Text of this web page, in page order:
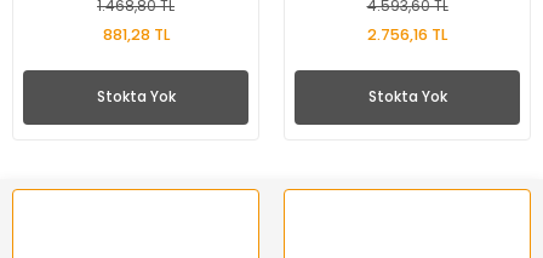
1.468,80 TL
881,28 TL
Stokta Yok
4.593,60 TL
2.756,16 TL
Stokta Yok